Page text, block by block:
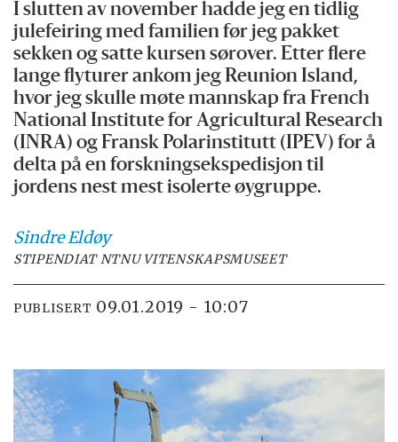
I slutten av november hadde jeg en tidlig
julefeiring med familien før jeg pakket
sekken og satte kursen sørover. Etter flere
lange flyturer ankom jeg Reunion Island,
hvor jeg skulle møte mannskap fra French
National Institute for Agricultural Research
(INRA) og Fransk Polarinstitutt (IPEV) for å
delta på en forskningsekspedisjon til
jordens nest mest isolerte øygruppe.
SindreEldøy
STIPENDIAT NTNU VITENSKAPSMUSEET
PUBLISERT 09.01.2019 - 10:07